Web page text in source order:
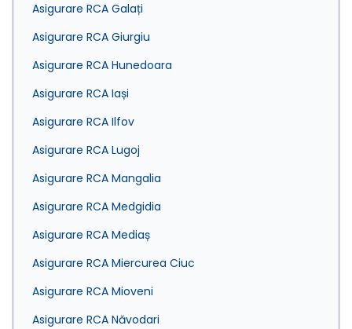
Asigurare RCA Galați
Asigurare RCA Giurgiu
Asigurare RCA Hunedoara
Asigurare RCA Iași
Asigurare RCA Ilfov
Asigurare RCA Lugoj
Asigurare RCA Mangalia
Asigurare RCA Medgidia
Asigurare RCA Mediaș
Asigurare RCA Miercurea Ciuc
Asigurare RCA Mioveni
Asigurare RCA Năvodari